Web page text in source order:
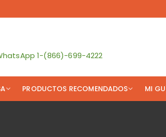
1-(866)-699-4222
PRODUCTOS RECOMENDADOS MI